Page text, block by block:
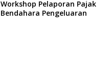
Workshop Pelaporan Pajak
Bendahara Pengeluaran